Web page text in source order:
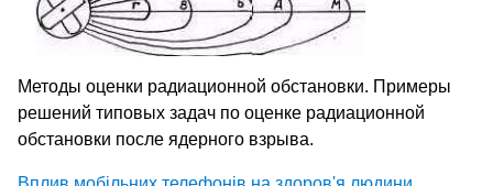
Методы оценки радиационной обстановки. Примеры
решений типовых задач по оценке радиационной
обстановки после ядерного взрыва.